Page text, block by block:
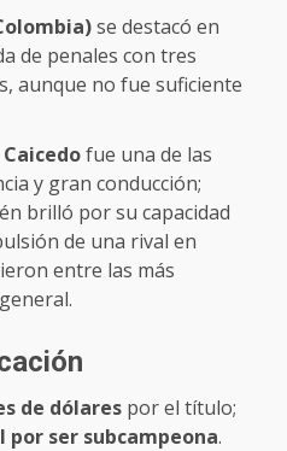
se destacó en
de penales con tres
aunque no fue suficiente
fue una de las
y gran conducción;
brilló por su capacidad
de una rival en
entre las más
de dólares por el título;
por ser subcampeona.